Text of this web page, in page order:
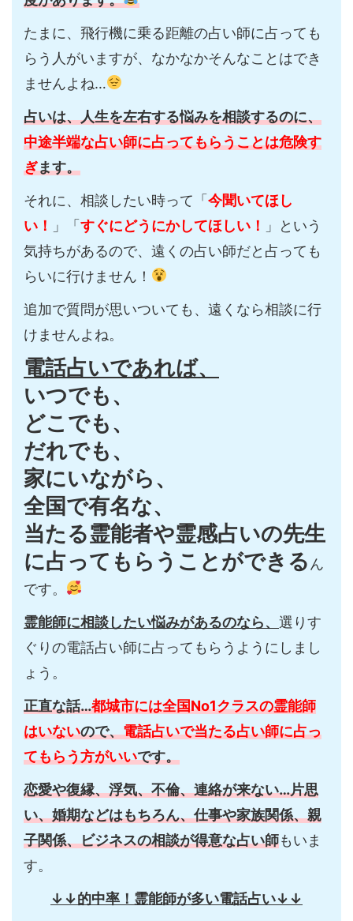
たまに、飛行機に乗る距離の占い師に占っても
らう人がいますが、なかなかそんなことはでき
ませんよね…
占いは、人生を左右する悩みを相談するのに、
中途半端な占い師に占ってもらうことは危険す
ぎます。
それに、相談したい時って「今聞いてほし
い！
」「すぐにどうにかしてほしい！
」という
気持ちがあるので、遠くの占い師だと占っても
らいに行けません！
追加で質問が思いついても、遠くなら相談に行
けませんよね。
電話占いであれば、
いつでも、
どこでも、
だれでも、
家にいながら、
全国で有名な、
当たる霊能者や霊感占いの先生
に占ってもらうことができる ん
です。
霊能師に相談したい悩みがあるのなら、 選りす
ぐりの電話占い師に占ってもらうようにしまし
ょう。
正直な話…都城市には全国No1クラスの霊能師
はいないので、電話占いで当たる占い師に占っ
てもらう方がいいです。
恋愛や復縁、浮気、不倫、連絡が来ない…片思
い、婚期などはもちろん、仕事や家族関係、親
子関係、ビジネスの相談が得意な占い師もいま
す。
↓↓的中率！霊能師が多い電話占い↓↓